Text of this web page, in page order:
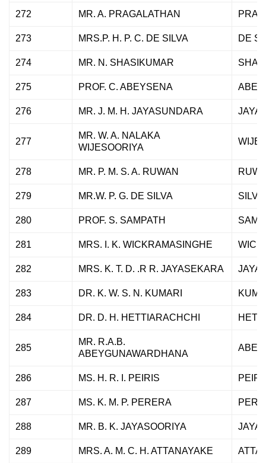
272 MR. A. PRAGALATHAN
273 MRS.P. H. P. C. DE SILVA DE
274 MR. N. SHASIKUMAR
275 PROF. C. ABEYSENA
276 MR. J. M. H. JAYASUNDARA
277
MR. W. A. NALAKA
WIJESOORIYA
278 MR. P. M. S. A. RUWAN
279 MR.W. P. G. DE SILVA SILVA
280 PROF. S. SAMPATH
281 MRS. I. K. WICKRAMASINGHE
282 MRS. K. T. D. .R R. JAYASEKARA
283 DR. K. W. S. N. KUMARI
284 DR. D. H. HETTIARACHCHI
285
MR. R.A.B.
ABEYGUNAWARDHANA
286 MS. H. R. I. PEIRIS
287 MS. K. M. P. PERERA
288 MR. B. K. JAYASOORIYA
289 MRS. A. M. C. H. ATTANAYAKE